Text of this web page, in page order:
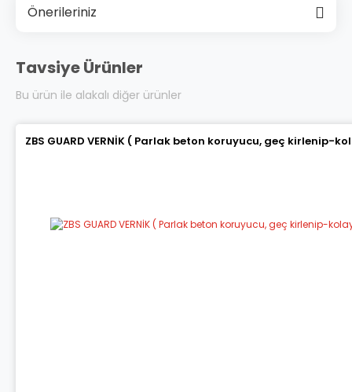
Önerileriniz
Tavsiye Ürünler
Bu ürün ile alakalı diğer ürünler
ZBS GUARD VERNİK ( Parlak beton koruyucu, geç kirlenip-